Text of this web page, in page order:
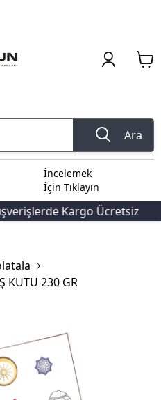
Ara
İncelemek
İçin Tıklayın
Kargo Ücretsiz
KUTU 230 GR